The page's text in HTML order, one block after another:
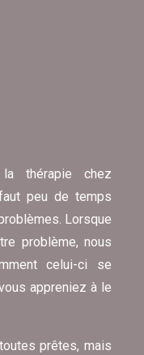
thérapie chez
peu de temps
Lorsque
problème, nous
celui-ci se
appreniez à le
prêtes, mais